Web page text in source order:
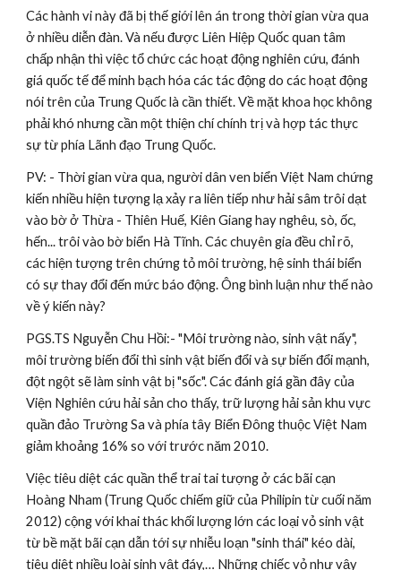
Các hành vi này đã bị thế giới lên án trong thời gian vừa qua
ở nhiều diễn đàn. Và nếu được Liên Hiệp Quốc quan tâm
chấp nhận thì việc tổ chức các hoạt động nghiên cứu, đánh
giá quốc tế để minh bạch hóa các tác động do các hoạt động
nói trên của Trung Quốc là cần thiết. Về mặt khoa học không
phải khó nhưng cần một thiện chí chính trị và hợp tác thực
sự từ phía Lãnh đạo Trung Quốc.
PV: - Thời gian vừa qua, người dân ven biển Việt Nam chứng
kiến nhiều hiện tượng lạ xảy ra liên tiếp như hải sâm trôi dạt
vào bờ ở Thừa - Thiên Huế, Kiên Giang hay nghêu, sò, ốc,
hến... trôi vào bờ biển Hà Tĩnh. Các chuyên gia đều chỉ rõ,
các hiện tượng trên chứng tỏ môi trường, hệ sinh thái biển
có sự thay đổi đến mức báo động. Ông bình luận như thế nào
về ý kiến này?
PGS.TS Nguyễn Chu Hồi:- "Môi trường nào, sinh vật nấy",
môi trường biến đổi thì sinh vật biến đổi và sự biến đổi mạnh,
đột ngột sẽ làm sinh vật bị "sốc". Các đánh giá gần đây của
Viện Nghiên cứu hải sản cho thấy, trữ lượng hải sản khu vực
quần đảo Trường Sa và phía tây Biển Đông thuộc Việt Nam
giảm khoảng 16% so với trước năm 2010.
Việc tiêu diệt các quần thể trai tai tượng ở các bãi cạn
Hoàng Nham (Trung Quốc chiếm giữ của Philipin từ cuối năm
2012) cộng với khai thác khối lượng lớn các loại vỏ sinh vật
từ bề mặt bãi cạn dẫn tới sự nhiễu loạn "sinh thái" kéo dài,
tiêu diệt nhiều loài sinh vật đáy,… Những chiếc vỏ như vậy